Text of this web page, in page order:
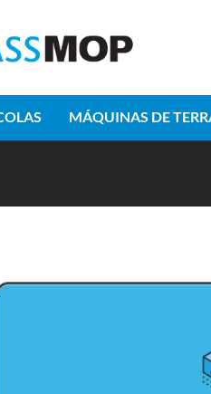
MÁQUINAS DE